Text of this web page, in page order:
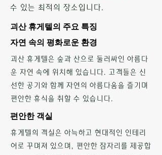
수 있는 최적의 장소입니다.
괴산 휴게텔의 주요 특징
자연 속의 평화로운 환경
괴산 휴게텔은 숲과 산으로 둘러싸인 아름다
운 자연 속에 위치해 있습니다. 고객들은 신
선한 공기와 함께 자연의 아름다움을 즐기며
편안한 휴식을 취할 수 있습니다.
편안한 객실
휴게텔의 객실은 아늑하고 현대적인 인테리
어로 꾸며져 있으며, 편안한 잠자리를 제공합